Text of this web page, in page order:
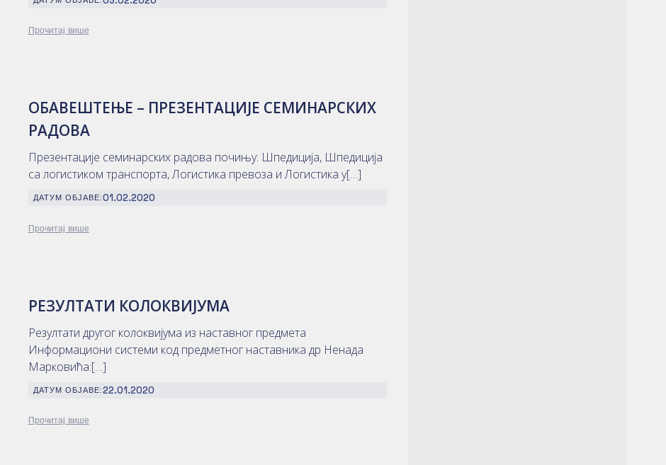
Прочитај више
ОБАВЕШТЕЊЕ – ПРЕЗЕНТАЦИЈЕ СЕМИНАРСКИХ
РАДОВА
Презентације семинарских радова почињу: Шпедиција, Шпедиција
са логистиком транспорта, Логистика превоза и Логистика у[…]
ДАТУМ ОБЈАВЕ:01.02.2020
Прочитај више
РЕЗУЛТАТИ КОЛОКВИЈУМА
Резултати другог колоквијума из наставног предмета
Информациони системи код предметног наставника др Ненада
Марковића:[…]
ДАТУМ ОБЈАВЕ:22.01.2020
Прочитај више